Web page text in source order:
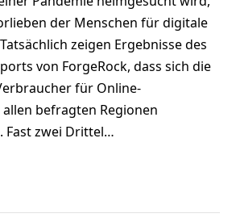
der Menschen für digitale
zeigen Ergebnisse des
von ForgeRock, dass sich die
für Online-
befragten Regionen
Fast zwei Drittel…